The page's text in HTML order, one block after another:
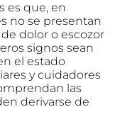
es que, en
no se presentan
dolor o escozor
signos sean
el estado
y cuidadores
las
derivarse de